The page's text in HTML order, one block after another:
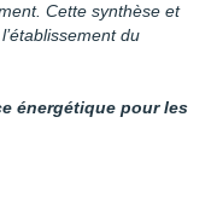
Cette synthèse et
du
énergétique pour les